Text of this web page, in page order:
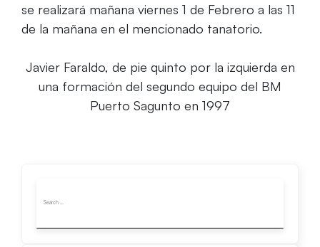
se realizará mañana viernes 1 de Febrero a las 11
de la mañana en el mencionado tanatorio.
Javier Faraldo, de pie quinto por la izquierda en
una formación del segundo equipo del BM
Puerto Sagunto en 1997